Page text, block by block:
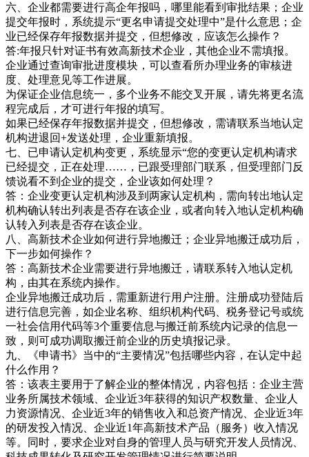
六、企业都需要进行高企年报吗，哪里能看到审批结果；企业
提交年报时，系统提示“更名申请提交处理中”是什么意思；企
业已经保存年报数据并提交，但想修改，应该怎么操作？
答:年报只针对证书有效高新技术企业，其他企业不需填报。
企业通过查询审批进度模块，可以查看所办理业务的审核进
度、处理意见等工作进展。
为保证企业信息统一，多个业务不能交叉开展，请先将更名流
程完成后，才可进行年报的填写。
如果已经保存年报数据并提交，但想修改，需请联系当地认定
机构进退回+发送处理，企业重新填报。
七、已申请认定机构变更，系统显示“您的变更认定机构请求
已经提交，正在处理……，已跟受理部门联系，但受理部门反
馈说看不到企业的提交，企业该如何处理？
答：企业变更认定机构涉及到两家认定机构，需向转出地认定
机构确认转出列表是否存在该企业，或者向转入地认定机构确
认转入列表是否存在该企业。
八、高新技术企业如何进行异地搬迁；企业异地搬迁成功后，
下一步如何操作？
答：高新技术企业需要进行异地搬迁，请联系转入地认定机
构，由其在系统内操作。
企业异地搬迁成功后，需重新进行用户注册。注册成功登陆后
进行信息完善，如企业名称、组织机构代码、税务登记号或统
一社会信用代码等3个重要信息与搬迁前系统内记录的信息一
致，则可成功调取搬迁前企业的历史填报记录。
九、《申请书》当中的“主要情况”包括哪些内容，在认定中起
什么作用？
答：该表主要用于了解企业的整体情况，内容包括：企业主营
业务所属技术领域、企业近3年获得的知识产权数量、企业人
力资源情况、企业近3年的销售收入和总资产情况、企业近3年
的研发投入情况、企业近1年高新技术产品（服务）收入情况
等。同时，要求企业对自身的管理人员与研究开发人员情况、